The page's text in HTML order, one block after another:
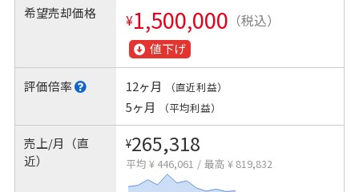
希望売却価格 ¥1,500,000 （税込）
値下げ
評価倍率 12ヶ月 （直近利益）
5ヶ月 （平均利益）
売上/月（直
近）
¥265,318
平均 ¥ 446,061 / 最高 ¥ 819,832